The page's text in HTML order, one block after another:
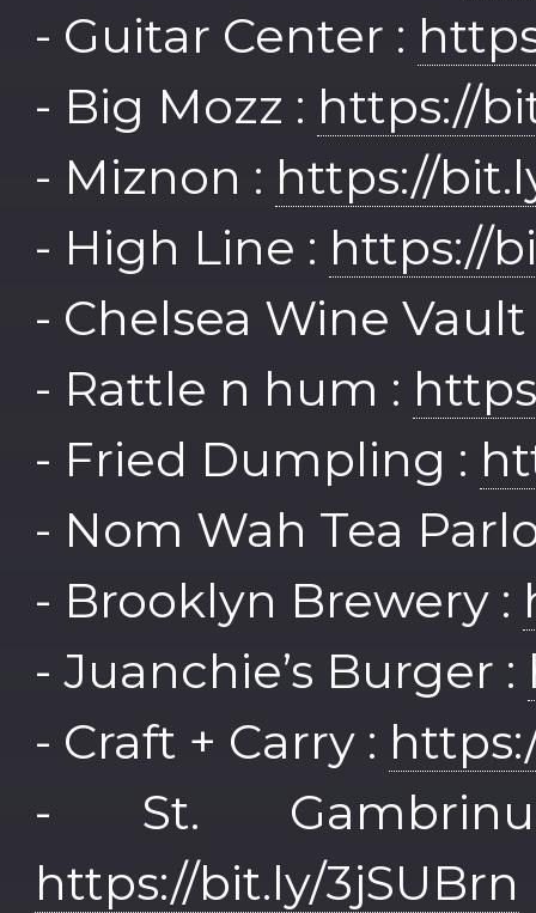
- Guitar Center :
- Big Mozz : https://
- Miznon : https://
- High Line : https://
- Chelsea Wine
- Rattle n hum :
- Fried Dumpling :
- Nom Wah Tea
- Brooklyn Brewery :
- Juanchie’s Burger :
- Craft + Carry :
- St.
https://bit.ly/3jSUBrn